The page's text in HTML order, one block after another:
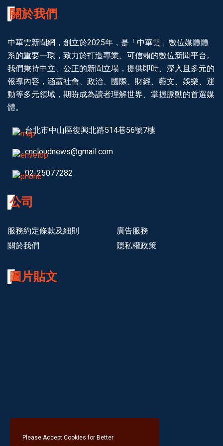
關於我們
中華雲新聞網，創立於2025年，是「中華雲」數位媒體體
系的重要一環，致力於打造專業、可信賴的數位新聞平台。
我們秉持中立、公正的新聞立場，提供即時、深入且多元的
報導內容，涵蓋社會、政治、國際、財經、藝文、娛樂、運
動等多元領域，期盼成為讀者理解世界、掌握脈動的首選媒
體。
台北市中山區復興北路514巷56號7樓
cncloudnews@gmail.com
02-25077282
公司
服務約定條款及細則
廣告服務
關於我們
隱私權政策
圖片貼文
Please Accept Cookies for Better